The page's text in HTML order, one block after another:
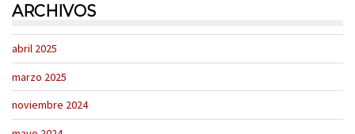
ARCHIVOS
abril 2025
marzo 2025
noviembre 2024